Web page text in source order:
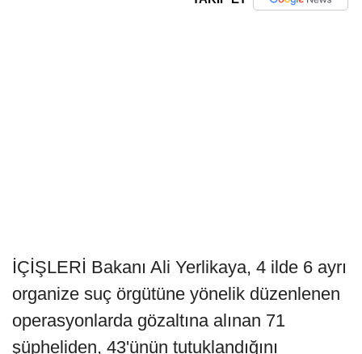
İÇİŞLERİ Bakanı Ali Yerlikaya, 4 ilde 6 ayrı
organize suç örgütüne yönelik düzenlenen
operasyonlarda gözaltına alınan 71
şüpheliden, 43'ünün tutuklandığını